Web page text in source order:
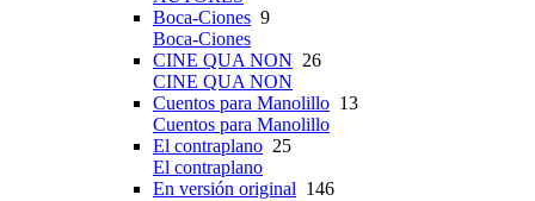
Boca-Ciones 9
Boca-Ciones
CINE QUA NON 26
CINE QUA NON
Cuentos para Manolillo 13
Cuentos para Manolillo
El contraplano 25
El contraplano
En versión original 146